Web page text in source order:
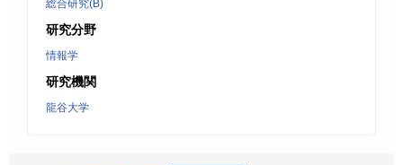
総合研究(B)
研究分野
情報学
研究機関
龍谷大学